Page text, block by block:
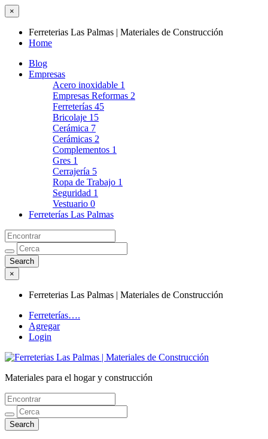
×
Ferreterias Las Palmas | Materiales de Construcción
Home
Blog
Empresas
Acero inoxidable 1
Empresas Reformas 2
Ferreterías 45
Bricolaje 15
Cerámica 7
Cerámicas 2
Complementos 1
Gres 1
Cerrajería 5
Ropa de Trabajo 1
Seguridad 1
Vestuario 0
Ferreterías Las Palmas
×
Ferreterias Las Palmas | Materiales de Construcción
Ferreterías….
Agregar
Login
Ferreterias Las Palmas | Materiales de
Construcción
Materiales para el hogar y construcción